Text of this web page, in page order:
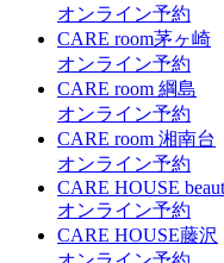
オンライン予約
CARE room茅ヶ崎
オンライン予約
CARE room 綱島
オンライン予約
CARE room 湘南台
オンライン予約
CARE HOUSE
オンライン予約
CARE HOUSE藤沢